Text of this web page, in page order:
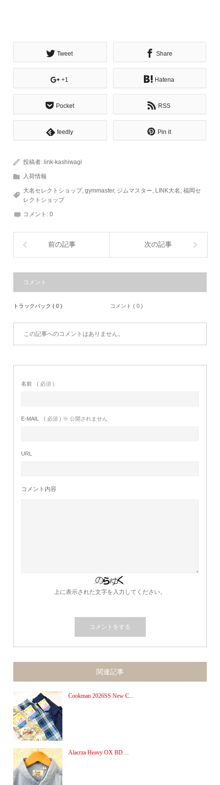
Tweet Share
+1 Hatena
Pocket RSS
feedly Pin it
投稿者: link-kashiwagi
入荷情報
大名セレクトショップ,gymmaster, ジムマスター, LINK大名 ,福岡セ
レクトショップ
コメント:0
前の記事 次の記事
コメント
トラックバック ( 0 ) コメント ( 0 )
この記事へのコメントはありません。
名前 ( 必須 )
E-MAIL ( 必須 ) ※ 公開されません
URL
コメント内容
上に表示された文字を入力してください。
関連記事
Cookman 2026SS New C...
Alacrza Heavy OX BD ...